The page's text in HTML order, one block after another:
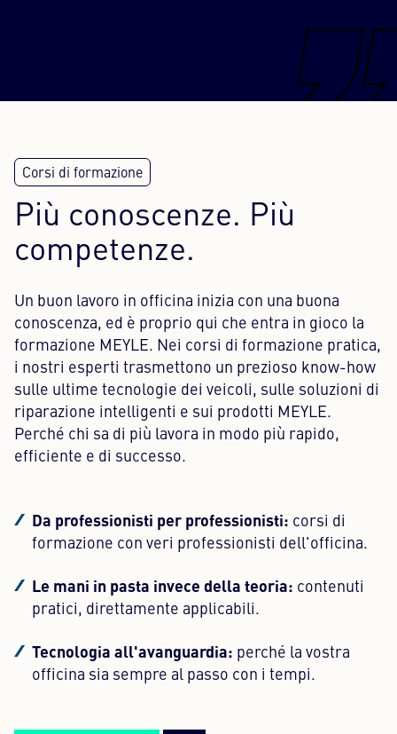
Più conoscenze. Più
competenze.
Un buon lavoro in officina inizia con una buona
conoscenza, ed è proprio qui che entra in gioco la
formazione MEYLE. Nei corsi di formazione pratica,
i nostri esperti trasmettono un prezioso know-how
sulle ultime tecnologie dei veicoli, sulle soluzioni di
riparazione intelligenti e sui prodotti MEYLE.
Perché chi sa di più lavora in modo più rapido,
efficiente e di successo.
Da professionisti per professionisti: corsi di
formazione con veri professionisti dell'officina.
Le mani in pasta invece della teoria: contenuti
pratici, direttamente applicabili.
Tecnologia all'avanguardia: perché la vostra
officina sia sempre al passo con i tempi.